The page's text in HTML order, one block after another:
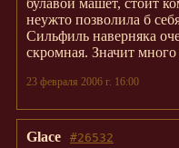
неужто позволила б
Сильфиль наверняка
скромная. Значит
23 февраля 2006 г. 16:00
#26532
Glace